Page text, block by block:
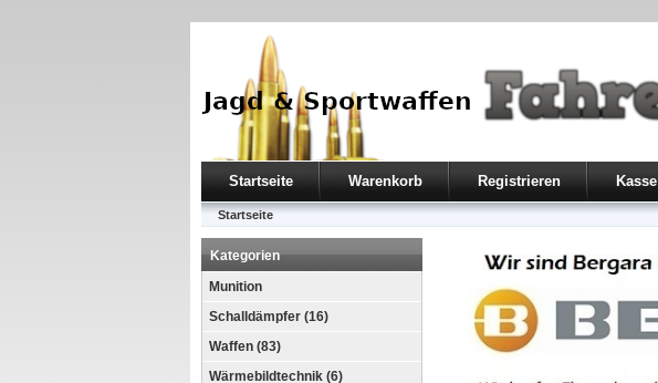
Startseite Warenkorb Registrieren Kasse
Startseite
Kategorien
Munition
Schalldämpfer (16)
Waffen (83)
Wärmebildtechnik (6)